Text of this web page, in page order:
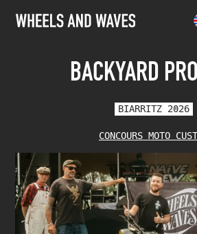
BACKYARD
BIARRITZ 2026
CONCOURS MOTO